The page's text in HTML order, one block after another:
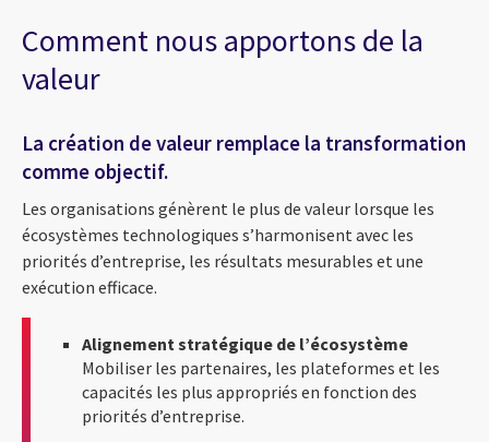
Comment nous apportons de la
valeur
La création de valeur remplace la transformation
comme objectif.
Les organisations génèrent le plus de valeur lorsque les
écosystèmes technologiques s’harmonisent avec les
priorités d’entreprise, les résultats mesurables et une
exécution efficace.
Alignement stratégique de l’écosystème
Mobiliser les partenaires, les plateformes et les
capacités les plus appropriés en fonction des
priorités d’entreprise.